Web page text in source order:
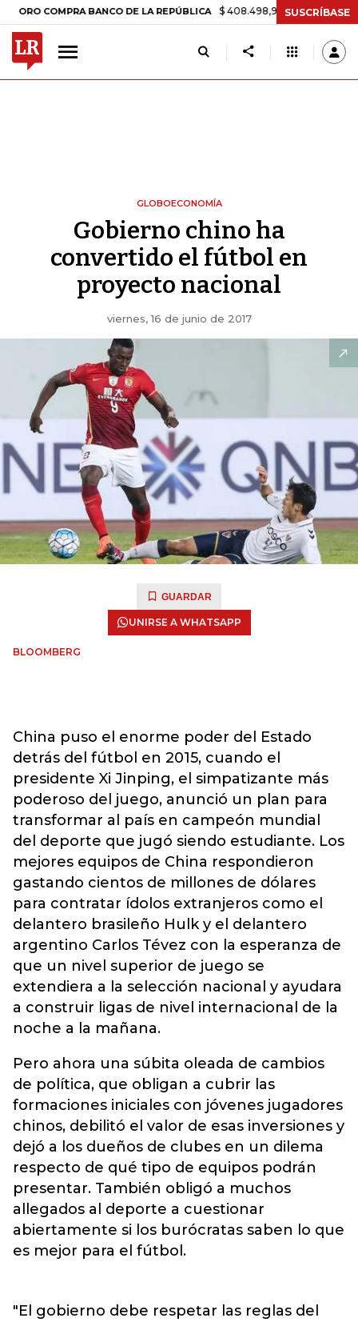
BANCO DE LA REPÚBLICA $ 408.498,97 +$ 8.753,81 +2,19%
SUSCRÍBASE
GLOBOECONOMÍA
Gobierno chino ha
convertido el fútbol en
proyecto nacional
viernes, 16 de junio de 2017
GUARDAR
UNIRSE A WHATSAPP
BLOOMBERG
China puso el enorme poder del Estado
detrás del fútbol en 2015, cuando el
presidente Xi Jinping, el simpatizante más
poderoso del juego, anunció un plan para
transformar al país en campeón mundial
del deporte que jugó siendo estudiante. Los
mejores equipos de China respondieron
gastando cientos de millones de dólares
para contratar ídolos extranjeros como el
delantero brasileño Hulk y el delantero
argentino Carlos Tévez con la esperanza de
que un nivel superior de juego se
extendiera a la selección nacional y ayudara
a construir ligas de nivel internacional de la
noche a la mañana.
Pero ahora una súbita oleada de cambios
de política, que obligan a cubrir las
formaciones iniciales con jóvenes jugadores
chinos, debilitó el valor de esas inversiones y
dejó a los dueños de clubes en un dilema
respecto de qué tipo de equipos podrán
presentar. También obligó a muchos
allegados al deporte a cuestionar
abiertamente si los burócratas saben lo que
es mejor para el fútbol.
"El gobierno debe respetar las reglas del